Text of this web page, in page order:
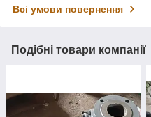
Всі умови повернення
Подібні товари компанії